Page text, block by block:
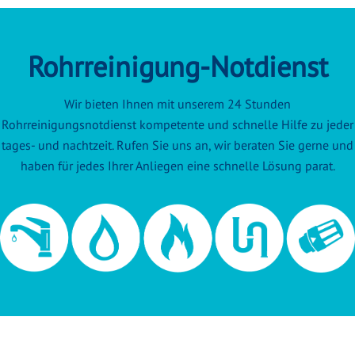
Rohrreinigung-Notdienst
Wir bieten Ihnen mit unserem 24 Stunden
Rohrreinigungsnotdienst kompetente und schnelle Hilfe zu jeder
tages- und nachtzeit. Rufen Sie uns an, wir beraten Sie gerne und
haben für jedes Ihrer Anliegen eine schnelle Lösung parat.